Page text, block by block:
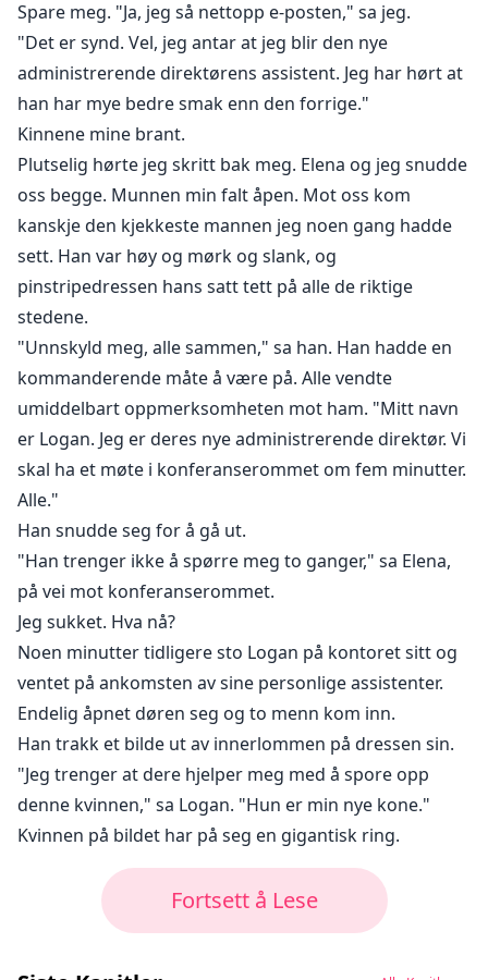
Spare meg. "Ja, jeg så nettopp e-posten," sa jeg.
"Det er synd. Vel, jeg antar at jeg blir den nye
administrerende direktørens assistent. Jeg har hørt at
han har mye bedre smak enn den forrige."
Kinnene mine brant.
Plutselig hørte jeg skritt bak meg. Elena og jeg snudde
oss begge. Munnen min falt åpen. Mot oss kom
kanskje den kjekkeste mannen jeg noen gang hadde
sett. Han var høy og mørk og slank, og
pinstripedressen hans satt tett på alle de riktige
stedene.
"Unnskyld meg, alle sammen," sa han. Han hadde en
kommanderende måte å være på. Alle vendte
umiddelbart oppmerksomheten mot ham. "Mitt navn
er Logan. Jeg er deres nye administrerende direktør. Vi
skal ha et møte i konferanserommet om fem minutter.
Alle."
Han snudde seg for å gå ut.
"Han trenger ikke å spørre meg to ganger," sa Elena,
på vei mot konferanserommet.
Jeg sukket. Hva nå?
Noen minutter tidligere sto Logan på kontoret sitt og
ventet på ankomsten av sine personlige assistenter.
Endelig åpnet døren seg og to menn kom inn.
Han trakk et bilde ut av innerlommen på dressen sin.
"Jeg trenger at dere hjelper meg med å spore opp
denne kvinnen," sa Logan. "Hun er min nye kone."
Kvinnen på bildet har på seg en gigantisk ring.
Fortsett å Lese